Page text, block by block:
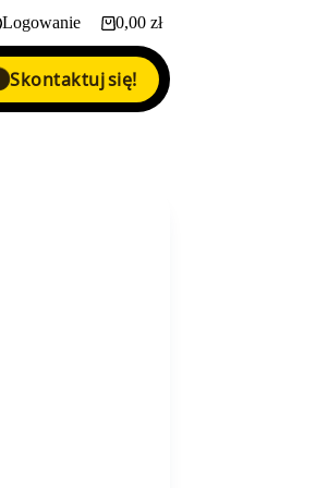
Logowanie Koszyk
0,00 zł
Skontaktuj się!